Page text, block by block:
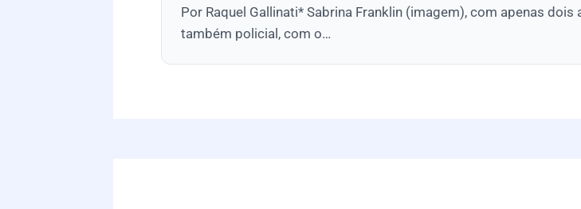
Por Raquel Gallinati* Sabrina Franklin (imagem), com apenas
também policial, com o…